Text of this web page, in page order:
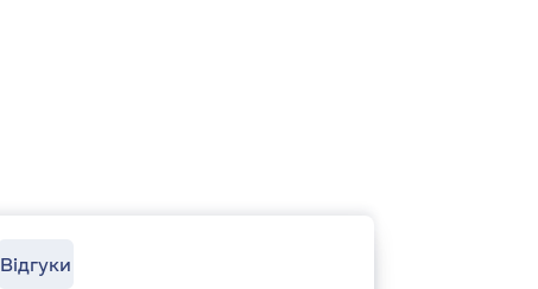
Відгуки